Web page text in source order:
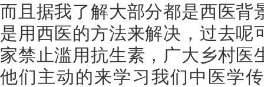
而且据我了解大部分都是西医背
是用西医的方法来解决，过去呢
家禁止滥用抗生素，广大乡村医
他们主动的来学习我们中医学